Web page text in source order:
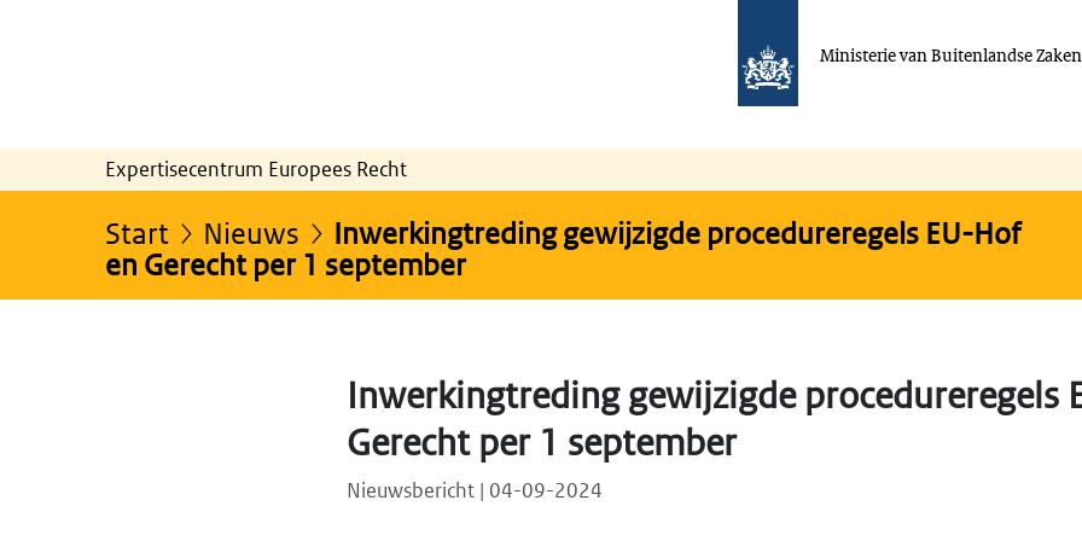
Ministerie van Buitenlandse Zaken
Expertisecentrum Europees Recht
Start Nieuws
Inwerkingtreding gewijzigde procedureregels EU-Hof
en Gerecht per 1 september
Inwerkingtreding gewijzigde procedureregels
Gerecht per 1 september
Nieuwsbericht | 04-09-2024